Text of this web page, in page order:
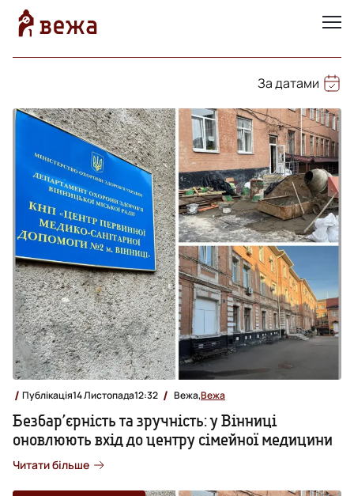
За датами
Публікація14 Листопада12:32 Вежа,Вежа
Безбар’єрність та зручність: у Вінниці
оновлюють вхід до центру сімейної медицини
Читати більше